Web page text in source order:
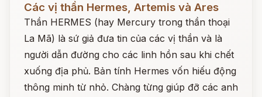
Các vị thần Hermes, Artemis và Ares
Thần HERMES (hay Mercury trong thần thoại
La Mã) là sứ giả đưa tin của các vị thần và là
người dẫn đường cho các linh hồn sau khi chết
xuống địa phủ. Bản tính Hermes vốn hiếu động
thông minh từ nhỏ. Chàng từng giúp đỡ các anh